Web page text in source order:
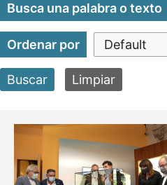
Busca una palabra o texto
Ordenar por
Buscar Limpiar